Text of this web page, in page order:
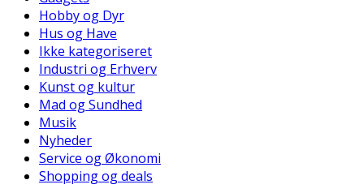
Hobby og Dyr
Hus og Have
Ikke kategoriseret
Industri og Erhverv
Kunst og kultur
Mad og Sundhed
Musik
Nyheder
Service og Økonomi
Shopping og deals